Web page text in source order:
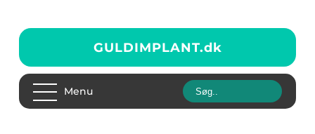
GULDIMPLANT.dk
Menu